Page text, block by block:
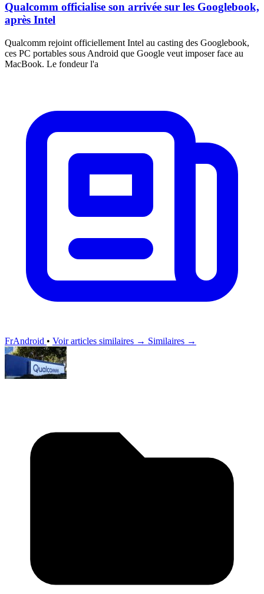
Qualcomm officialise son arrivée sur les Googlebook,
après Intel
Qualcomm rejoint officiellement Intel au casting des Googlebook,
ces PC portables sous Android que Google veut imposer face au
MacBook. Le fondeur l'a
FrAndroid • Voir articles similaires → Similaires →